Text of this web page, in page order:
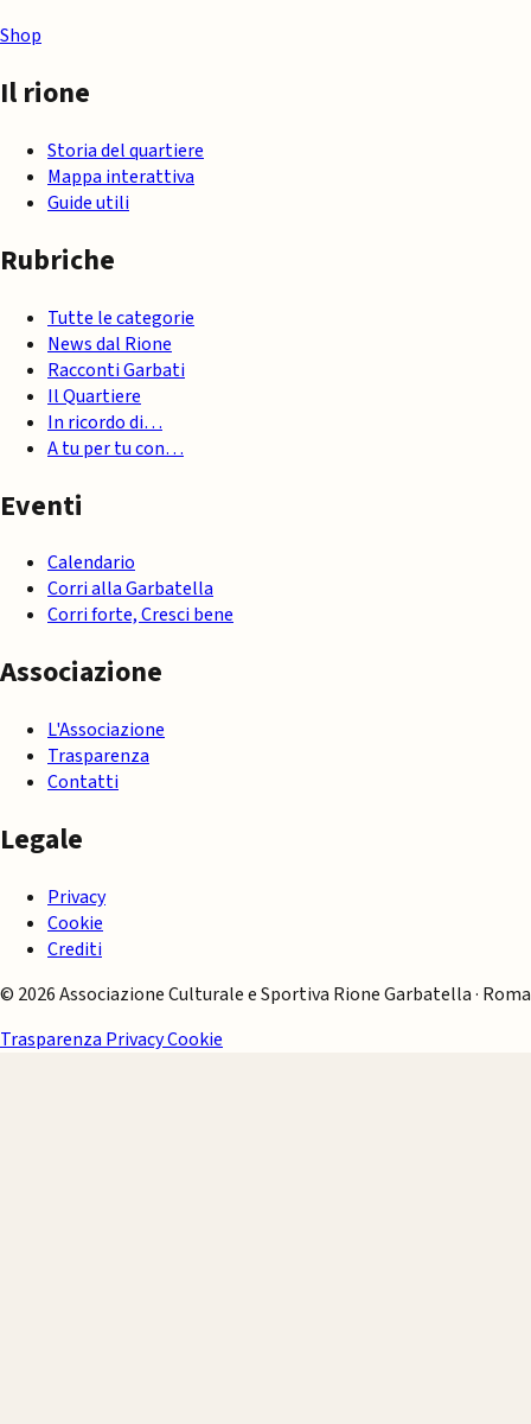
Shop
Il rione
Storia del quartiere
Mappa interattiva
Guide utili
Rubriche
Tutte le categorie
News dal Rione
Racconti Garbati
Il Quartiere
In ricordo di…
A tu per tu con…
Eventi
Calendario
Corri alla Garbatella
Corri forte, Cresci bene
Associazione
L'Associazione
Trasparenza
Contatti
Legale
Privacy
Cookie
Crediti
© 2026 Associazione Culturale e Sportiva Rione Garbatella · Roma
Trasparenza PrivacyCookie